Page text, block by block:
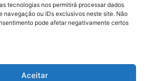
tecnologias nos permitirá processar dados
navegação ou IDs exclusivos neste site. Não
pode afetar negativamente certos
Aceitar
reservados | Desenvolvido por:
| Hospedado por:NP Publicidade